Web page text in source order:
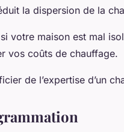
la dispersion de la
votre maison est mal
vos coûts de chauffage.
de l’expertise d’un